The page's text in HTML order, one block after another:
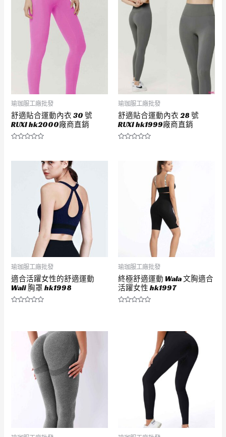
瑜珈服工廠批發
舒適貼合運動內衣 30 號
RUXI hk2000廠商直銷
瑜珈服工廠批發
舒適貼合運動內衣 28 號
RUXI hk1999廠商直銷
瑜珈服工廠批發
適合活躍女性的舒適運動
Wali 胸罩 hk1998
瑜珈服工廠批發
終極舒適運動 Wala 文胸適合
活躍女性 hk1997